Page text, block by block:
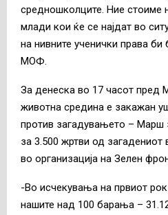
средношколците. Ние стоиме
млади кои ќе се најдат во
на нивните ученички права би
МОФ.
За денеска во 17 часот пред
животна средина е закажан
против загадувањето –
за 3.500 жртви од загадениот
во организација на Зелен
-Во исчекувања на првиот
нашите над 100 барања –